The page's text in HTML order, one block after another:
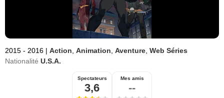
2015 - 2016 | Action Animation Aventure Web Séries
Nationalité U.S.A.
Spectateurs
3,6
Mes amis
--